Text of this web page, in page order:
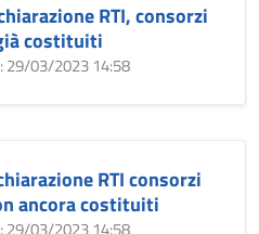
RTI, consorzi
costituiti
29/03/2023 14:58
RTI consorzi
ancora costituiti